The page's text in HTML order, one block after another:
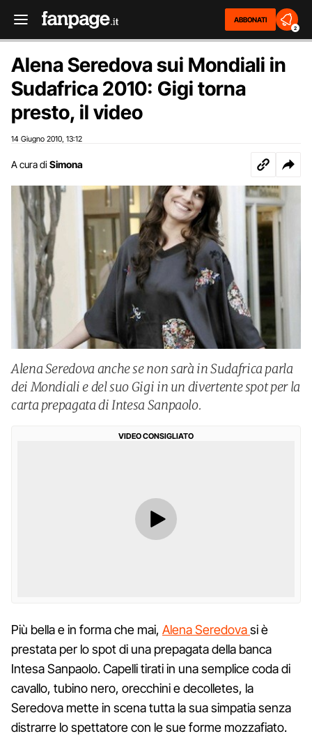
ABBONATI
2
Alena Seredova sui Mondiali in
Sudafrica 2010: Gigi torna
presto, il video
14 Giugno 2010 13:12
A cura di Simona
Alena Seredova anche se non sarà in Sudafrica parla
dei Mondiali e del suo Gigi in un divertente spot per la
carta prepagata di Intesa Sanpaolo.
VIDEO CONSIGLIATO
Più bella e in forma che mai, Alena Seredovasi è
prestata per lo spot di una prepagata della banca
Intesa Sanpaolo. Capelli tirati in una semplice coda di
cavallo, tubino nero, orecchini e decolletes, la
Seredova mette in scena tutta la sua simpatia senza
distrarre lo spettatore con le sue forme mozzafiato.